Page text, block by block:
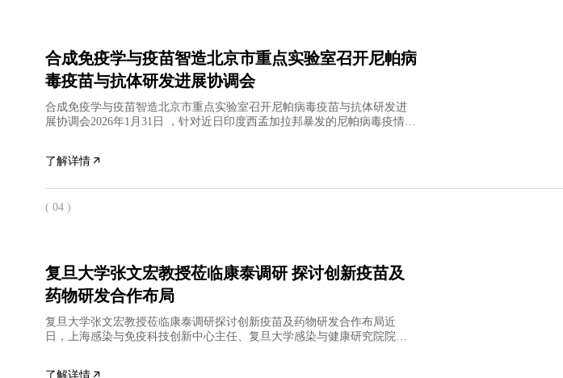
合成免疫学与疫苗智造北京市重点实验室召开尼帕病
毒疫苗与抗体研发进展协调会
合成免疫学与疫苗智造北京市重点实验室召开尼帕病毒疫苗与抗体研发进
展协调会2026年1月31日 ，针对近日印度西孟加拉邦暴发的尼帕病毒疫情，
了解详情
( 04 )
复旦大学张文宏教授莅临康泰调研 探讨创新疫苗及
药物研发合作布局
复旦大学张文宏教授莅临康泰调研探讨创新疫苗及药物研发合作布局近
日，上海感染与免疫科技创新中心主任、复旦大学感染与健康研究院院长
了解详情